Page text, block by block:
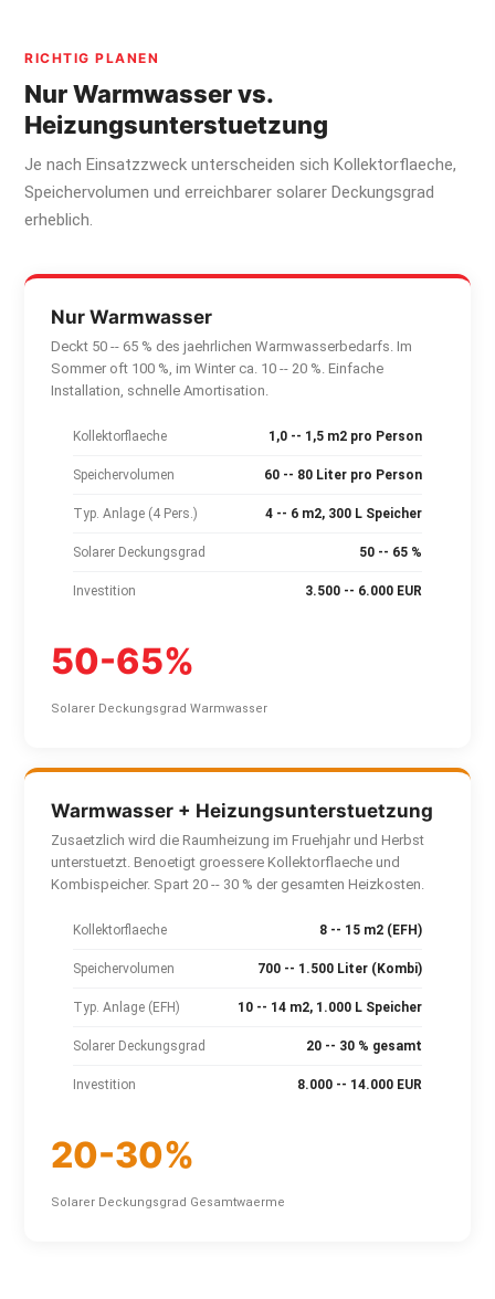
RICHTIG PLANEN
Nur Warmwasser vs.
Heizungsunterstuetzung
Je nach Einsatzzweck unterscheiden sich Kollektorflaeche,
Speichervolumen und erreichbarer solarer Deckungsgrad
erheblich.
Nur Warmwasser
Deckt 50 -- 65 % des jaehrlichen Warmwasserbedarfs. Im
Sommer oft 100 %, im Winter ca. 10 -- 20 %. Einfache
Installation, schnelle Amortisation.
Kollektorflaeche 1,0 -- 1,5 m2 pro Person
Speichervolumen 60 -- 80 Liter pro Person
Typ. Anlage (4 Pers.) 4 -- 6 m2, 300 L Speicher
Solarer Deckungsgrad 50 -- 65 %
Investition 3.500 -- 6.000 EUR
50-65%
Solarer Deckungsgrad Warmwasser
Warmwasser + Heizungsunterstuetzung
Zusaetzlich wird die Raumheizung im Fruehjahr und Herbst
unterstuetzt. Benoetigt groessere Kollektorflaeche und
Kombispeicher. Spart 20 -- 30 % der gesamten Heizkosten.
Kollektorflaeche 8 -- 15 m2 (EFH)
Speichervolumen 700 -- 1.500 Liter (Kombi)
Typ. Anlage (EFH) 10 -- 14 m2, 1.000 L Speicher
Solarer Deckungsgrad 20 -- 30 % gesamt
Investition 8.000 -- 14.000 EUR
20-30%
Solarer Deckungsgrad Gesamtwaerme